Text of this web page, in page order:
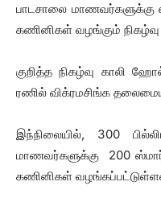
பாடசாலை
கணினிகள் வழங்கும்
குறித்த நிகழ்வு காலி
ரணில் விக்ரமசிங்க
இந்நிலையில், 300
மாணவர்களுக்கு 200
கணினிகள்